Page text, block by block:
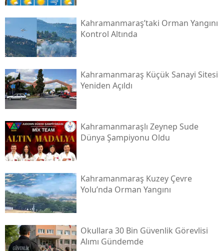
Kahramanmaraş’taki Orman Yangını
Kontrol Altında
Kahramanmaraş Küçük Sanayi Sitesi
Yeniden Açıldı
Kahramanmaraşlı Zeynep Sude
Dünya Şampiyonu Oldu
Kahramanmaraş Kuzey Çevre
Yolu’nda Orman Yangını
Okullara 30 Bin Güvenlik Görevlisi
Alımı Gündemde